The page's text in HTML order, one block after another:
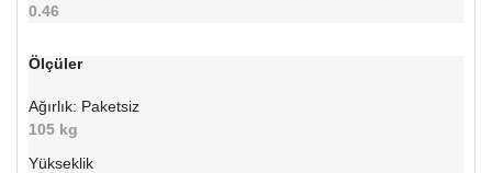
0.46
Ölçüler
Ağırlık: Paketsiz
105 kg
Yükseklik